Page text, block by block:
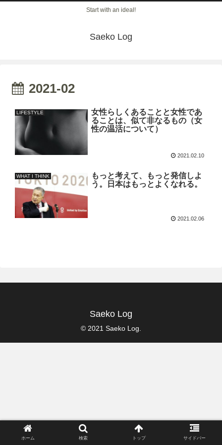
Start with an ideal!
Saeko Log
2021-02
LIFESTYLE
女性らしくあることと女性であ
ることは、似て非なるもの（女
性の温活について）
2021.02.10
WHAT I THINK
もっと考えて、もっと発信しよ
う。日本はもっとよくなれる。
2021.02.06
Saeko Log
© 2021 Saeko Log.
ホーム 検索 トップ サイドバー